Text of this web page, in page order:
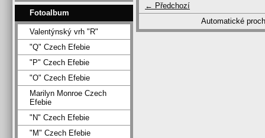
← Předchozí
Automatické
Fotoalbum
Valentýnský vrh "R"
"Q" Czech Efebie
"P" Czech Efebie
"O" Czech Efebie
Marilyn Monroe Czech
Efebie
"N" Czech Efebie
"M" Czech Efebie